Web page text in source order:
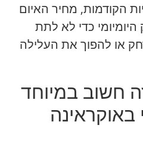
הקודמות, מחיר האיום
כדי לא לתת
או להפוך את העלילה
חשוב במיוחד